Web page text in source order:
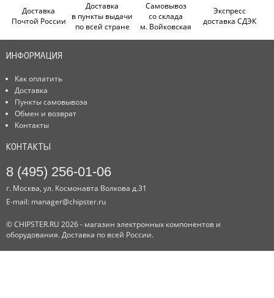
Доставка
Почтой России
Доставка
в пункты выдачи
по всей стране
Самовывоз
со склада
м. Войковская
Экспресс
доставка СДЭК
ИНФОРМАЦИЯ
Как оплатить
Доставка
Пункты самовывоза
Обмен и возврат
Контакты
КОНТАКТЫ
8 (495) 256-01-06
г. Москва, ул. Космонавта Волкова д.31
E-mail: manager@chipster.ru
© CHIPSTER.RU 2026 - магазин электронных компонентов и
оборудования. Доставка по всей России.